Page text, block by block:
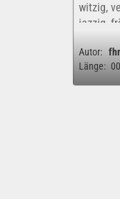
witzig,
jazzig,
Song
Dieses
Autor:
Länge: